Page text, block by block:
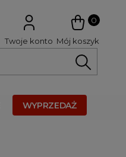
0
Mój koszyk
Twoje konto
WYPRZEDAŻ